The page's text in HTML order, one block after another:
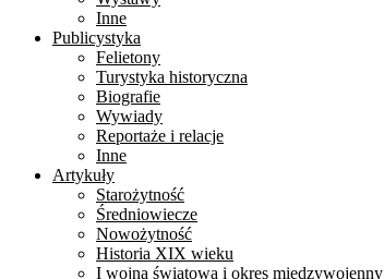
Inne
Publicystyka
Felietony
Turystyka historyczna
Biografie
Wywiady
Reportaże i relacje
Inne
Artykuły
Starożytność
Średniowiecze
Nowożytność
Historia XIX wieku
I wojna światowa i okres międzywojenny